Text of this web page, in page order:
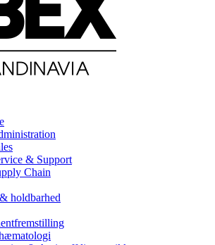
& Support
Chain
holdbarhed